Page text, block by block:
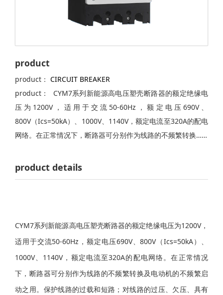
product
product： CIRCUIT BREAKER
product： CYM7系列新能源高电压塑壳断路器的额定绝缘电
压为1200V，适用于交流50-60Hz，额定电压690V、
800V（Ics=50kA）、1000V、1140V，额定电流至320A的配电
网络。在正常情况下，断路器可分别作为线路的不频繁转换……
product details
CYM7系列新能源高电压塑壳断路器的额定绝缘电压为1200V，
适用于交流50-60Hz，额定电压690V、800V（Ics=50kA）、
1000V、1140V，额定电流至320A的配电网络。在正常情况
下，断路器可分别作为线路的不频繁转换及电动机的不频繁启
动之用。保护线路的过载和短路；对线路的过压、欠压、具有